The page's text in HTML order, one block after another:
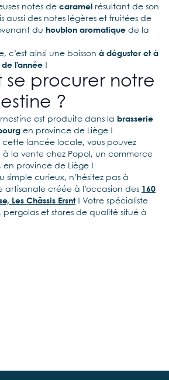
notes de caramel résultant de son
aussi des notes légères et fruitées de
du houblon aromatique de la
c’est ainsi une boisson à déguster et à
l’année !
se procurer notre
?
est produite dans la brasserie
en province de Liège !
cette lancée locale, vous pouvez
à la vente chez Popol, un commerce
en province de Liège !
simple curieux, n’hésitez pas à
créée à l’occasion des 160
Les Châssis Ersnt! Votre spécialiste
pergolas et stores de qualité situé à